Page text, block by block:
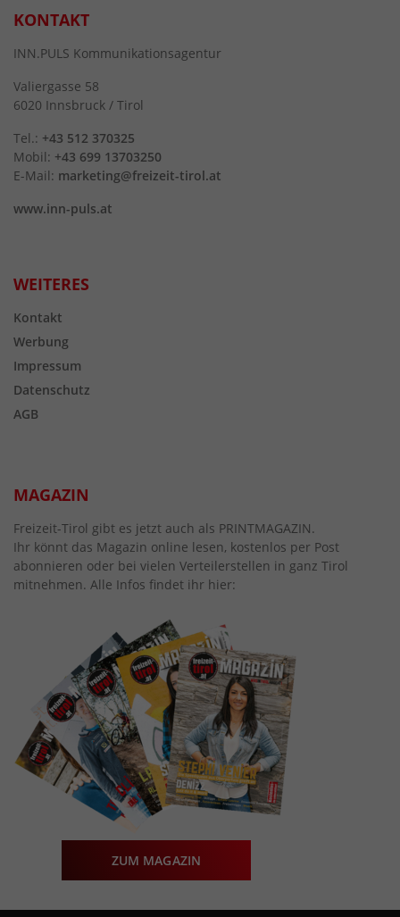
KONTAKT
INN.PULS Kommunikationsagentur
Valiergasse 58
6020 Innsbruck / Tirol
Tel.: +43 512 370325
Mobil: +43 699 13703250
E-Mail: marketing@freizeit-tirol.at
www.inn-puls.at
WEITERES
Kontakt
Werbung
Impressum
Datenschutz
AGB
MAGAZIN
Freizeit-Tirol gibt es jetzt auch als PRINTMAGAZIN.
Ihr könnt das Magazin online lesen, kostenlos per Post
abonnieren oder bei vielen Verteilerstellen in ganz Tirol
mitnehmen. Alle Infos findet ihr hier:
ZUM MAGAZIN